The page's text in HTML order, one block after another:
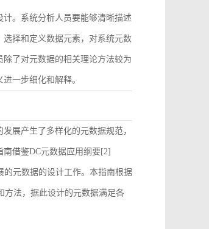
。系统分析人员要能够清晰描述
择和定义数据元素，对系统元数
了对元数据的相关理论方法较为
一步细化和解释。
展产生了多样化的元数据规范，
借鉴DC元数据应用纲要[2]
的元数据的设计工作。本指南根据
方法，据此设计的元数据满足各